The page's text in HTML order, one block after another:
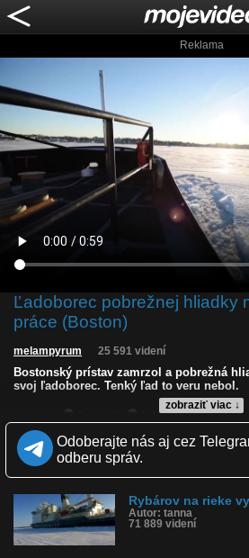
Reklama
Ľadoborec pobrežnej hliadky
práce (Boston)
zobraziť viac ↓
melampyrum 25 591 videní
Bostonský prístav zamrzol a pobrežná
svoj ľadoborec. Tenký ľad to veru nebol.
HD NQ
LQ
Zverejnené: 13.1.2018 13:58
Páči sa: 84% (31 hlasov)
Obľúbené: 1
Komentárov: 37
Kategória: auto-moto
Tagy: prístav, boston, ľadoborec,
História sledovanosti videa:
Odoberajte nás aj cez
odberu správ.
Rybárov na rieke
Autor: tanna
71 889 videní